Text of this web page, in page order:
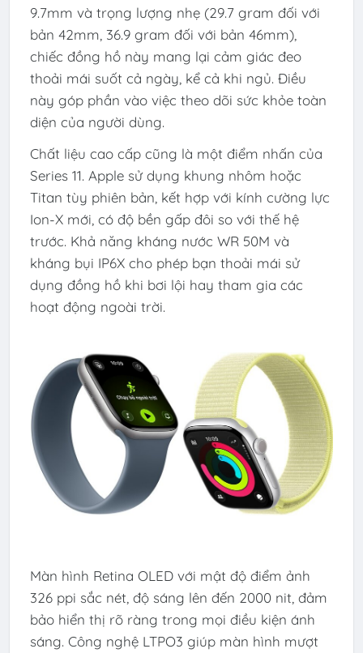
9.7mm và trọng lượng nhẹ (29.7 gram đối với
bản 42mm, 36.9 gram đối với bản 46mm),
chiếc đồng hồ này mang lại cảm giác đeo
thoải mái suốt cả ngày, kể cả khi ngủ. Điều
này góp phần vào việc theo dõi sức khỏe toàn
diện của người dùng.
Chất liệu cao cấp cũng là một điểm nhấn của
Series 11. Apple sử dụng khung nhôm hoặc
Titan tùy phiên bản, kết hợp với kính cường lực
Ion-X mới, có độ bền gấp đôi so với thế hệ
trước. Khả năng kháng nước WR 50M và
kháng bụi IP6X cho phép bạn thoải mái sử
dụng đồng hồ khi bơi lội hay tham gia các
hoạt động ngoài trời.
Màn hình Retina OLED với mật độ điểm ảnh
326 ppi sắc nét, độ sáng lên đến 2000 nit, đảm
bảo hiển thị rõ ràng trong mọi điều kiện ánh
sáng. Công nghệ LTPO3 giúp màn hình mượt